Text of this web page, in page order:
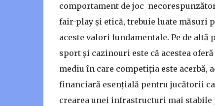
comportament de joc
fair-play și etică, trebuie luate măsuri
aceste valori fundamentale. Pe de
sport și cazinouri este că acestea
mediu în care competiția este acerbă,
financiară esențială pentru jucătorii
crearea unei infrastructuri mai